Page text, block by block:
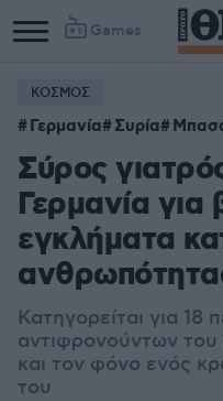
Games
Column
1
Column
2
ΚΟΣΜΟΣ
Γερμανία Συρία
Σύρος
Γερμανία για
εγκλήματα
Κατηγορείται για 18
αντιφρονούντων
και τον φόνο ενός
του